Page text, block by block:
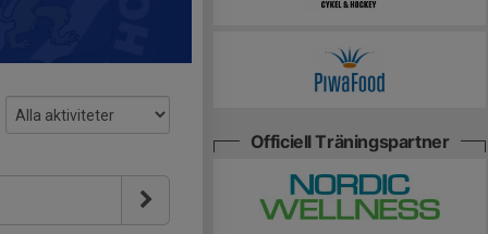
Officiell Träningspartner